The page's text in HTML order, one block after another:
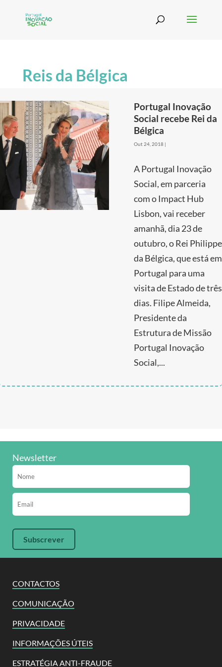
Reis da Bélgica
Portugal Inovação
Social recebe Rei da
Bélgica
Out 24, 2018 |
A Portugal Inovação
Social, em parceria
com o Impact Hub
Lisbon, vai receber
amanhã, dia 23 de
outubro, o Rei Philippe
da Bélgica, que está em
Portugal para uma
visita de Estado de três
dias. Filipe Almeida,
Presidente da
Estrutura de Missão
Portugal Inovação
Social,...
CONTACTOS
COMUNICAÇÃO
PRIVACIDADE
INFORMAÇÕES ÚTEIS
ESTRATÉGIA ANTI-FRAUDE
Newsletter